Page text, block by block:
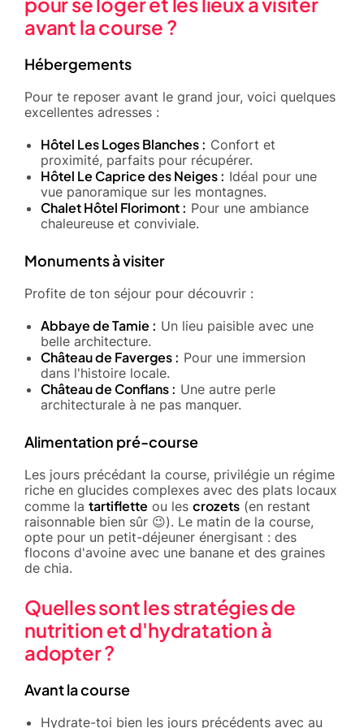
avant la course ?
Hébergements
Pour te reposer avant le grand jour, voici quelques
excellentes adresses :
Hôtel Les Loges Blanches : Confort et
proximité, parfaits pour récupérer.
Hôtel Le Caprice des Neiges : Idéal pour une
vue panoramique sur les montagnes.
Chalet Hôtel Florimont : Pour une ambiance
chaleureuse et conviviale.
Monuments à visiter
Profite de ton séjour pour découvrir :
Abbaye de Tamie : Un lieu paisible avec une
belle architecture.
Château de Faverges : Pour une immersion
dans l'histoire locale.
Château de Conflans : Une autre perle
architecturale à ne pas manquer.
Alimentation pré-course
Les jours précédant la course, privilégie un régime
riche en glucides complexes avec des plats locaux
comme la tartiflette ou les crozets (en restant
raisonnable bien sûr 😉). Le matin de la course,
opte pour un petit-déjeuner énergisant : des
flocons d'avoine avec une banane et des graines
de chia.
Quelles sont les stratégies de
nutrition et d'hydratation à
adopter ?
Avant la course
Hydrate-toi bien les jours précédents avec au